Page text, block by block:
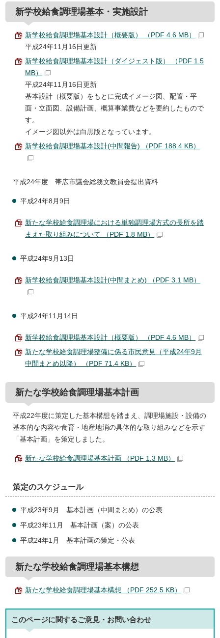
新学校給食調理場基本・実施設計
新学校給食調理場基本設計（概要版） （PDF 4.6 MB）
平成24年11月16日更新
新学校給食調理場基本設計（ダイジェスト版） （PDF 1.5
MB）
平成24年11月16日更新
基本設計（概要版）をもとに完成イメージ図、配置・平
面・立面図、設備計画、概算事業費などを要約したもので
す。
イメージ図以外は白黒版となっています。
新学校給食調理場基本設計(中間報告) （PDF 188.4 KB）
平成24年度 帯広市議会総務文教員会提出資料
平成24年8月9日
新たな学校給食調理場における単独調理場方式の長所を踏
まえた取り組みについて （PDF 1.8 MB）
平成24年9月13日
新学校給食調理場基本設計(中間まとめ) （PDF 3.1 MB）
平成24年11月14日
新学校給食調理場基本設計（概要版） （PDF 4.6 MB）
新たな学校給食調理場整備に係る市民意見（平成24年9月
中間まとめ以降） （PDF 71.4 KB）
新たな学校給食調理場基本計画
平成22年度に策定した基本構想を踏まえ、調理場施設・設備の
基本的な内容や食育・地産地消の具体的な取り組みなどを示す
「基本計画」を策定しました。
新たな学校給食調理場基本計画 （PDF 1.3 MB）
策定のスケジュール
平成23年9月 基本計画（中間まとめ）の公表
平成23年11月 基本計画（案）の公表
平成24年1月 基本計画の策定・公表
新たな学校給食調理場基本構想
新たな学校給食調理場基本構想 （PDF 252.5 KB）
このページに関するご意見・お問い合わせ